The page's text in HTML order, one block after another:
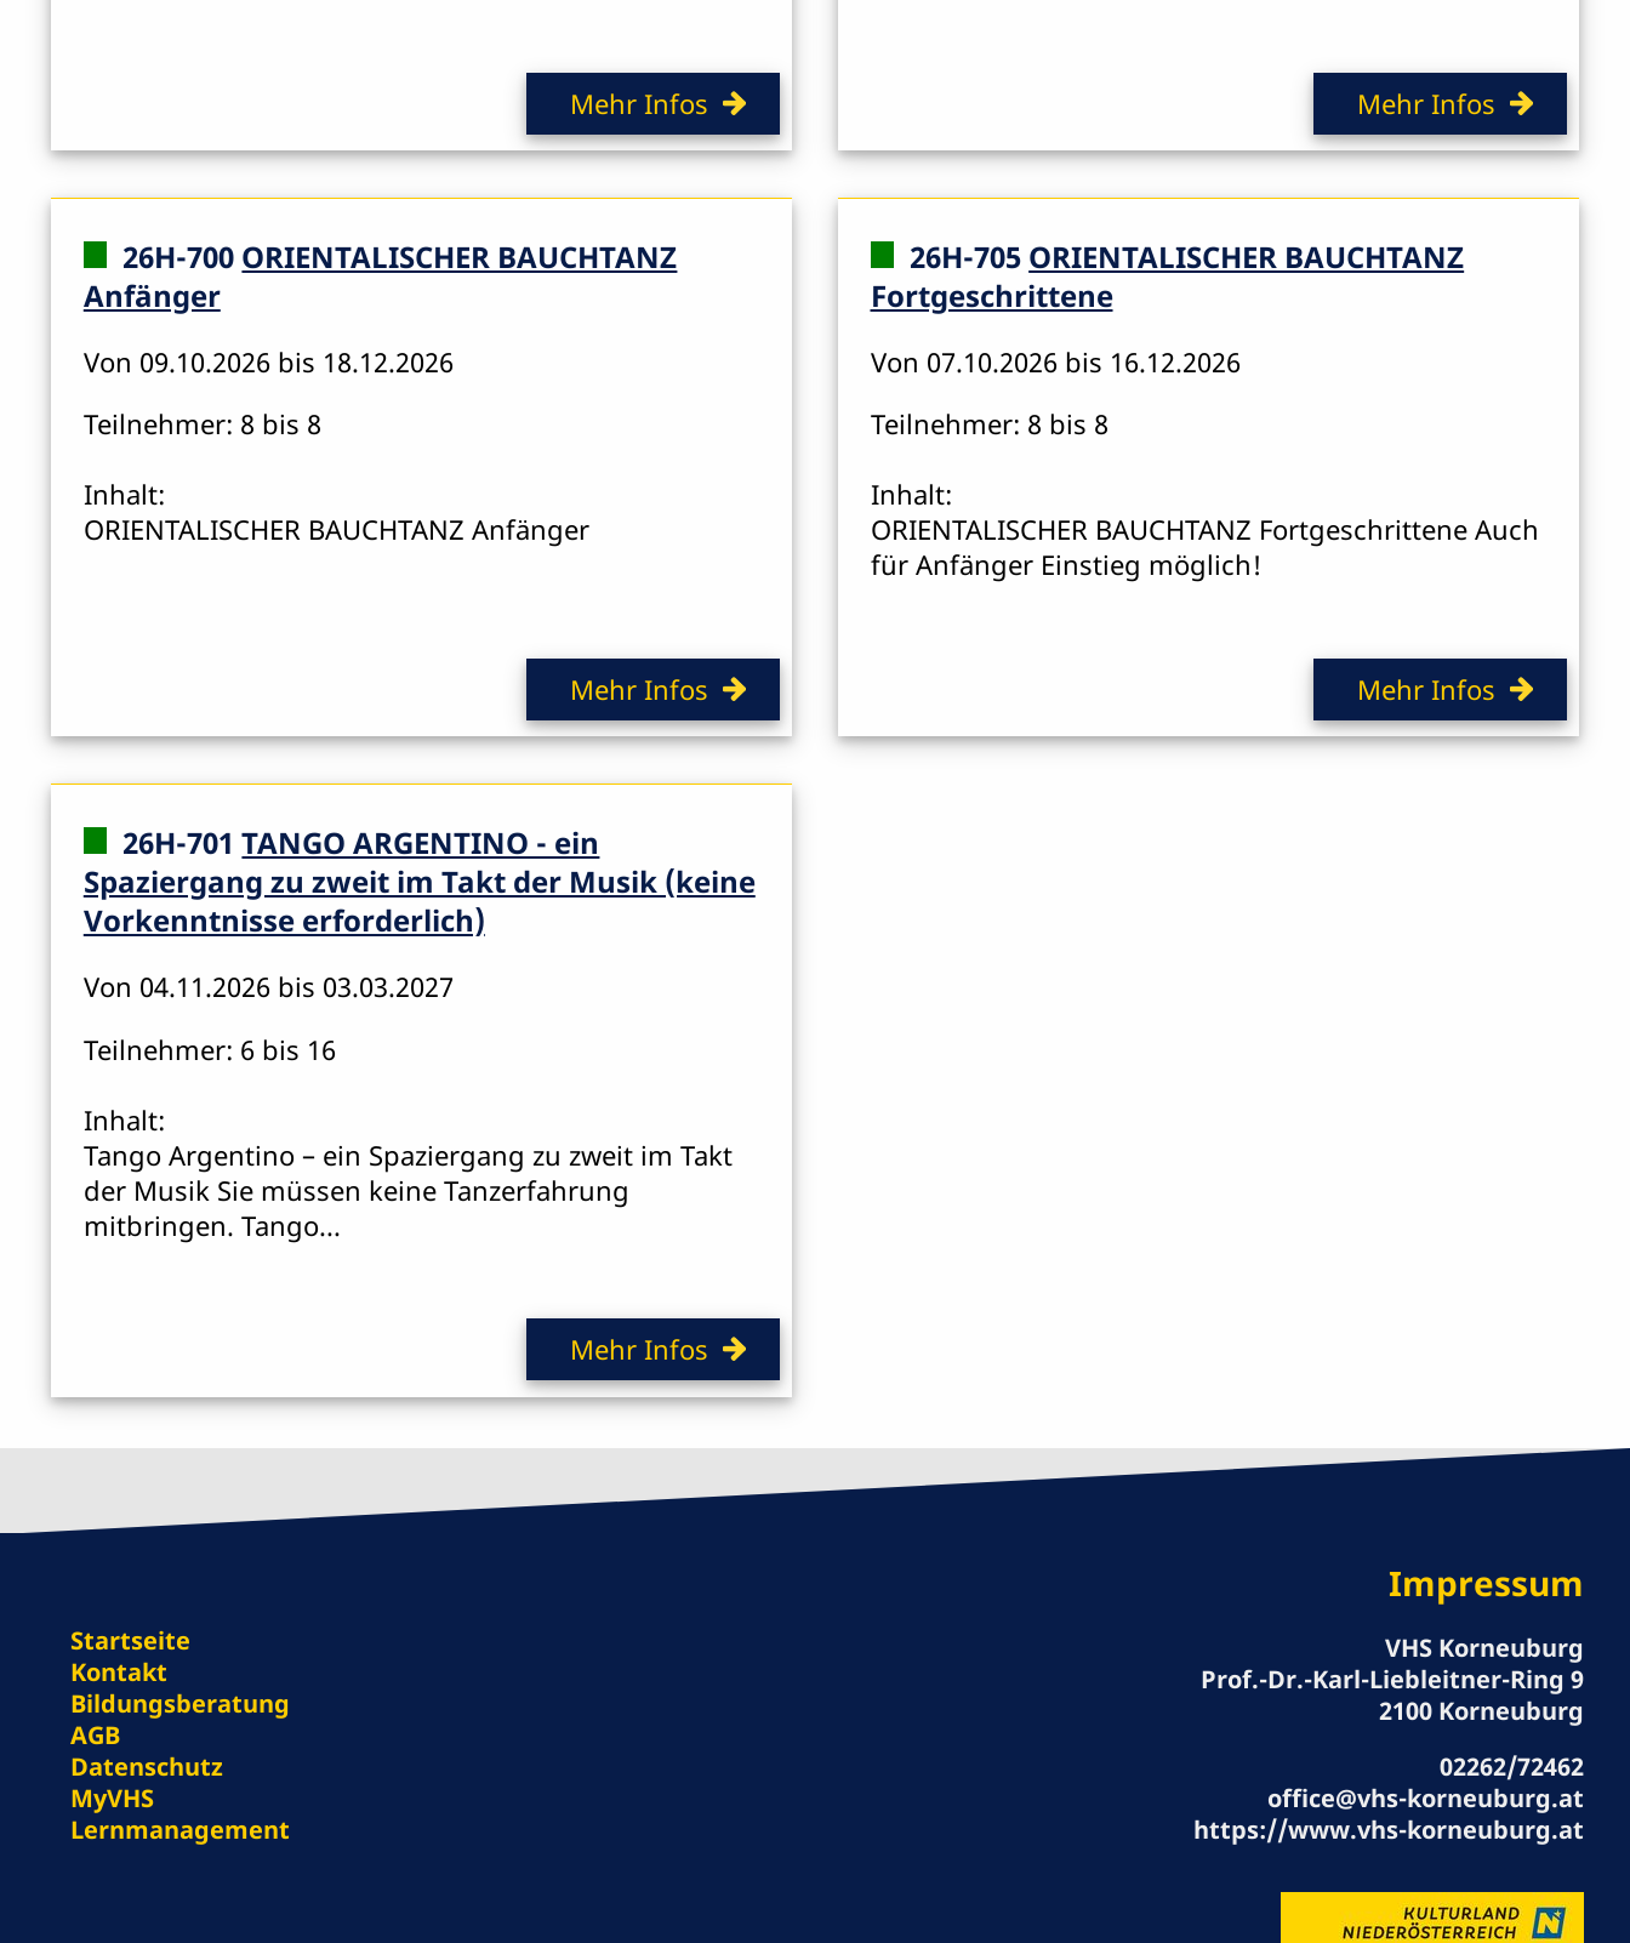
Mehr Infos Mehr Infos
26H-700 ORIENTALISCHER BAUCHTANZ
Anfänger
Von 09.10.2026 bis 18.12.2026
Teilnehmer: 8 bis 8
Inhalt:
ORIENTALISCHER BAUCHTANZ Anfänger
Mehr Infos
26H-705 ORIENTALISCHER BAUCHTANZ
Fortgeschrittene
Von 07.10.2026 bis 16.12.2026
Teilnehmer: 8 bis 8
Inhalt:
ORIENTALISCHER BAUCHTANZ Fortgeschrittene Auch
für Anfänger Einstieg möglich!
Mehr Infos
26H-701TANGO ARGENTINO - ein
Spaziergang zu zweit im Takt der Musik (keine
Vorkenntnisse erforderlich)
Von 04.11.2026 bis 03.03.2027
Teilnehmer: 6 bis 16
Inhalt:
Tango Argentino – ein Spaziergang zu zweit im Takt
der Musik Sie müssen keine Tanzerfahrung
mitbringen. Tango...
Mehr Infos
Startseite
Kontakt
Bildungsberatung
AGB
Datenschutz
MyVHS
Lernmanagement
Impressum
VHS Korneuburg
Prof.-Dr.-Karl-Liebleitner-Ring 9
2100 Korneuburg
02262/72462
office@vhs-korneuburg.at
https://www.vhs-korneuburg.at